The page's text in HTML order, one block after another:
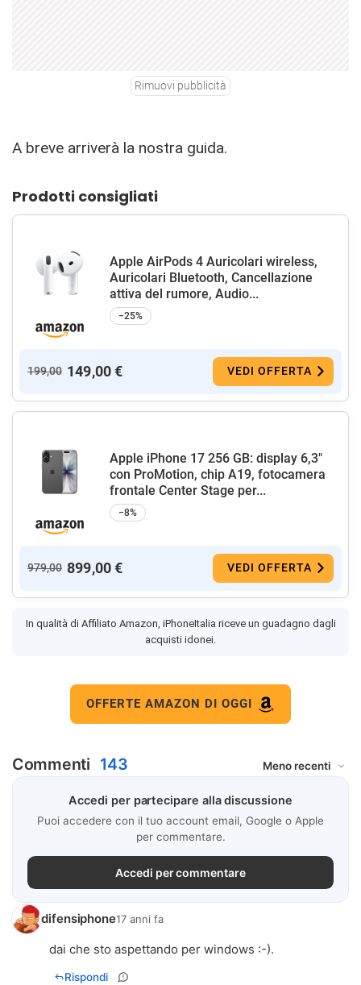
Rimuovi pubblicità
A breve arriverà la nostra guida.
Prodotti consigliati
Apple AirPods 4 Auricolari wireless,
Auricolari Bluetooth, Cancellazione
attiva del rumore, Audio...
−25%
199,00 149,00 € VEDI OFFERTA
Apple iPhone 17 256 GB: display 6,3"
con ProMotion, chip A19, fotocamera
frontale Center Stage per...
−8%
979,00 899,00 € VEDI OFFERTA
In qualità di Affiliato Amazon, iPhoneItalia riceve un guadagno dagli
acquisti idonei.
OFFERTE AMAZON DI OGGI
Commenti 143
Accedi per partecipare alla discussione
Puoi accedere con il tuo account email, Google o Apple
per commentare.
Accedi per commentare
difensiphone17 anni fa
dai che sto aspettando per windows :-).
Rispondi